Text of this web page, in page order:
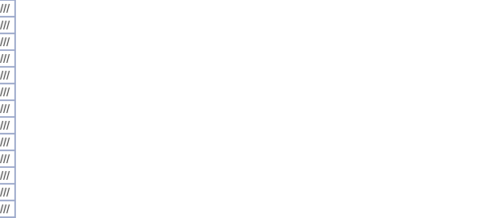
///
///
///
///
///
///
///
///
///
///
///
///
///